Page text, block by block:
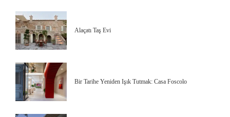
Alaçatı Taş Evi
Bir Tarihe Yeniden Işık Tutmak: Casa Foscolo